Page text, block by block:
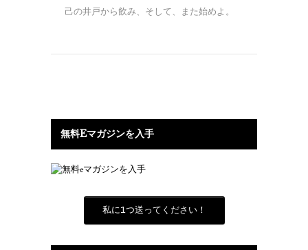
己の井戸から飲み、そして、また始めよ。
無料Eマガジンを入手
私に1つ送ってください！